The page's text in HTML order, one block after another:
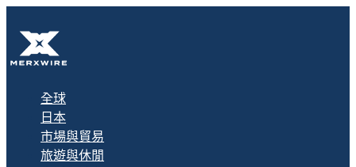
全球
日本
市場與貿易
旅遊與休閒